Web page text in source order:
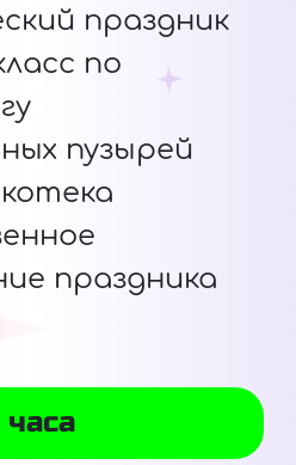
праздник
по
пузырей
праздника
часа